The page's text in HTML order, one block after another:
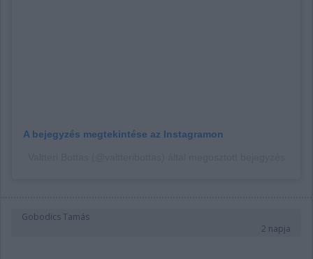
A bejegyzés megtekintése az Instagramon
Gobodics Tamás
2 napja